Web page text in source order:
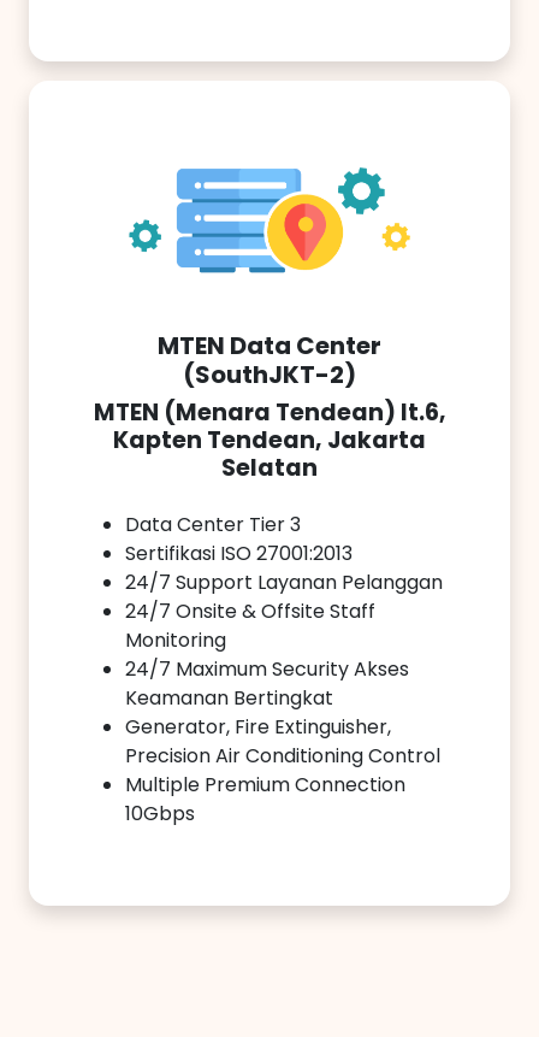
MTEN Data Center
(SouthJKT-2)
MTEN (Menara Tendean) lt.6,
Kapten Tendean, Jakarta
Selatan
Data Center Tier 3
Sertifikasi ISO 27001:2013
24/7 Support Layanan Pelanggan
24/7 Onsite & Offsite Staff
Monitoring
24/7 Maximum Security Akses
Keamanan Bertingkat
Generator, Fire Extinguisher,
Precision Air Conditioning Control
Multiple Premium Connection
10Gbps